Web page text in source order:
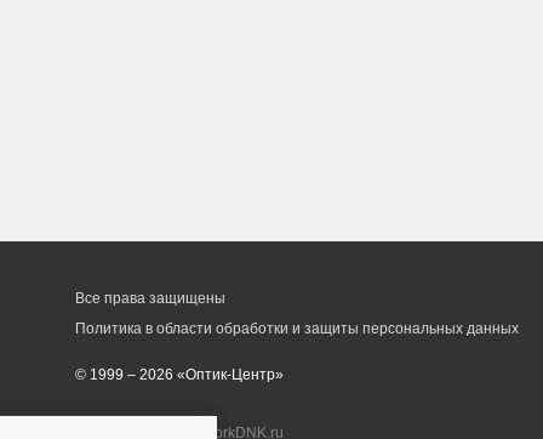
Все права защищены
Политика в области обработки и защиты персональных данных
© 1999 – 2026 «Оптик-Центр»
workDNK.ru